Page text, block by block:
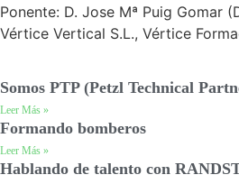
Ponente: D. Jose Mª Puig Gomar
Vértice Vertical S.L., Vértice
Somos PTP (Petzl Technical
Leer Más »
Formando bomberos
Leer Más »
Hablando de talento con